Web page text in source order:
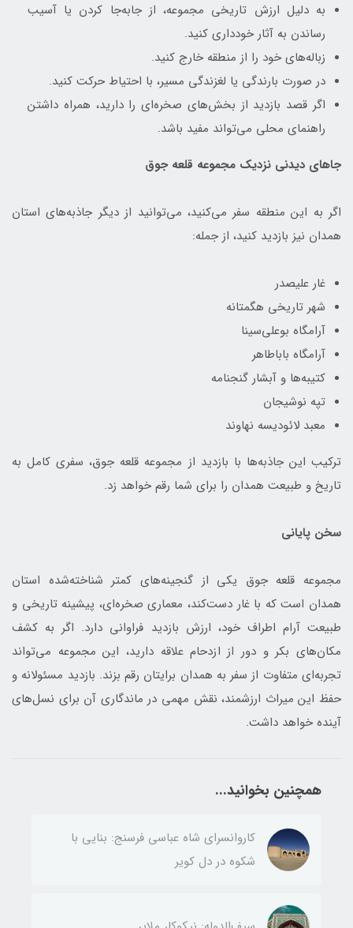
به دلیل ارزش تاریخی مجموعه، از جابه‌جا کردن یا آسیب
رساندن به آثار خودداری کنید.
زباله‌های خود را از منطقه خارج کنید.
در صورت بارندگی یا لغزندگی مسیر، با احتیاط حرکت کنید.
اگر قصد بازدید از بخش‌های صخره‌ای را دارید، همراه داشتن
راهنمای محلی می‌تواند مفید باشد.
جاهای دیدنی نزدیک مجموعه قلعه جوق
اگر به این منطقه سفر می‌کنید، می‌توانید از دیگر جاذبه‌های استان
همدان نیز بازدید کنید، از جمله:
غار علیصدر
شهر تاریخی هگمتانه
آرامگاه بوعلی‌سینا
آرامگاه باباطاهر
کتیبه‌ها و آبشار گنجنامه
تپه نوشیجان
معبد لائودیسه نهاوند
ترکیب این جاذبه‌ها با بازدید از مجموعه قلعه جوق، سفری کامل به
تاریخ و طبیعت همدان را برای شما رقم خواهد زد.
سخن پایانی
مجموعه قلعه جوق یکی از گنجینه‌های کمتر شناخته‌شده استان
همدان است که با غار دست‌کند، معماری صخره‌ای، پیشینه تاریخی و
طبیعت آرام اطراف خود، ارزش بازدید فراوانی دارد. اگر به کشف
مکان‌های بکر و دور از ازدحام علاقه دارید، این مجموعه می‌تواند
تجربه‌ای متفاوت از سفر به همدان برایتان رقم بزند. بازدید مسئولانه و
حفظ این میراث ارزشمند، نقش مهمی در ماندگاری آن برای نسل‌های
آینده خواهد داشت.
همچنین بخوانید...
کاروانسرای شاه عباسی فرسنج: بنایی با
شکوه در دل کویر